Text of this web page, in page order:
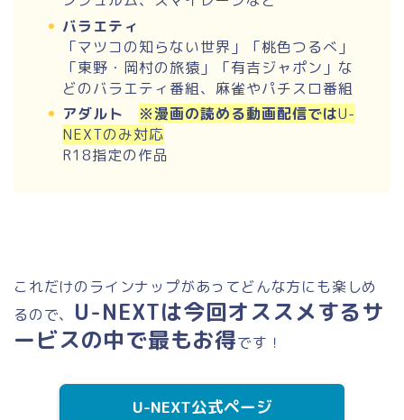
バラエティ
「マツコの知らない世界」「桃色つるべ」
「東野・岡村の旅猿」「有吉ジャポン」な
どのバラエティ番組、麻雀やパチスロ番組
アダルト ※漫画の読める動画配信ではU-
NEXTのみ対応
R18指定の作品
これだけのラインナップがあってどんな方にも楽しめ
るので、 U-NEXTは今回オススメするサ
ービスの中で最もお得です！
U-NEXT公式ページ